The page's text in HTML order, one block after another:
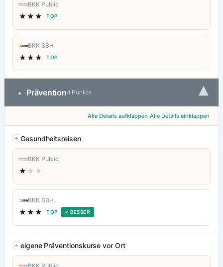
BKK Public
★★★ TOP
BKK SBH
★★★ TOP
• Prävention4 Punkte ▾
Alle Details aufklappen Alle Details einklappen
Gesundheitsreisen
BKK Public
★ ★★
BKK SBH
★★★ TOP ✓ BESSER
eigene Präventionskurse vor Ort